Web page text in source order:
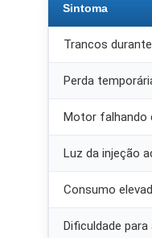
Sintoma
Trancos
Perda
Motor falhando
Luz da injeção
Consumo
Dificuldade para